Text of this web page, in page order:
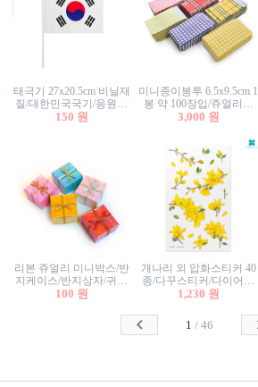
태극기 27x20.5cm 비닐재
질/대한민국국기/응원깃
발/행사깃발
150 원
미니종이봉투 6.5x9.5cm 1
봉 약 100장입/쥬얼리봉
투/증명사진봉투/악세사
3,000 원
리본 쥬얼리 미니박스/반
지케이스/반지상자/귀걸
이상자/귀걸이박스/악세
100 원
개나리 외 압화스티커 40
종/다꾸스티커/다이어리
꾸미기/꽃스티커/자연물
1,230 원
1 /46